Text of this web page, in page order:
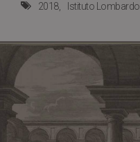
2018 Istituto Lombardo